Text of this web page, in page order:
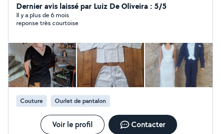
donne également des cours de couture et broderie aux
novices et intermédiaires
Dernier avis laissé par Luiz De Oliveira : 5/5
Il y a plus de 6 mois
reponse très courtoise
Couture Ourlet de pantalon
Voir le profil Contacter